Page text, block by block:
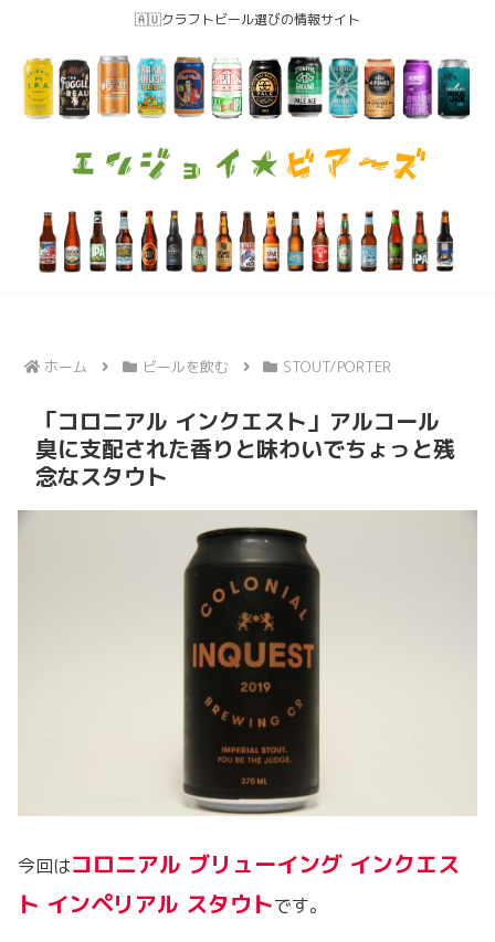
🇦🇺クラフトビール選びの情報サイト
ホーム ビールを飲む STOUT/PORTER
「コロニアル インクエスト」アルコール
臭に支配された香りと味わいでちょっと残
念なスタウト
今回はコロニアル ブリューイング インクエス
ト インペリアル スタウトです。